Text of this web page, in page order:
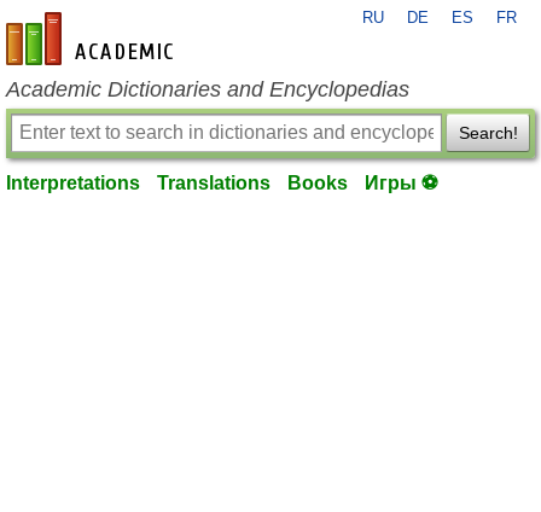
en-academic.com
RU DE ES FR
Academic Dictionaries and Encyclopedias
Search!
Interpretations Translations Books Игры ⚽